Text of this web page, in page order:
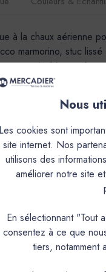
à la chaux aérienne
marmorino, stuc
en intérieur
de certaines
BISOU,
MON ETOILE,
Thermique par
PISTOU, RAVI,
Nous
Les cookies sont
site internet. Nos
utilisons des
améliorer notre site
En sélectionnant "Tout
consentez à ce que
tiers, notamment